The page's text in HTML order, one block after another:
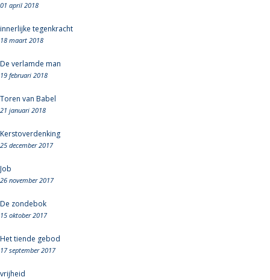
01 april 2018
innerlijke tegenkracht
18 maart 2018
De verlamde man
19 februari 2018
Toren van Babel
21 januari 2018
Kerstoverdenking
25 december 2017
Job
26 november 2017
De zondebok
15 oktober 2017
Het tiende gebod
17 september 2017
vrijheid